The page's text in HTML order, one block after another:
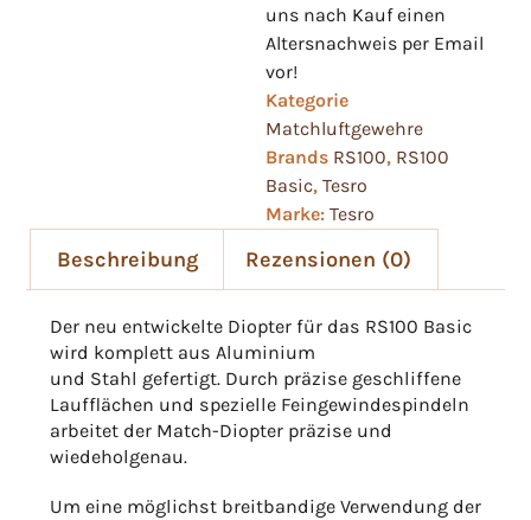
uns nach Kauf einen
Altersnachweis per Email
vor!
Kategorie
Matchluftgewehre
Brands RS100, RS100
Basic, Tesro
Marke: Tesro
Beschreibung Rezensionen (0)
Der neu entwickelte Diopter für das RS100 Basic
wird komplett aus Aluminium
und Stahl gefertigt. Durch präzise geschliffene
Laufflächen und spezielle Feingewindespindeln
arbeitet der Match-Diopter präzise und
wiedeholgenau.
Um eine möglichst breitbandige Verwendung der